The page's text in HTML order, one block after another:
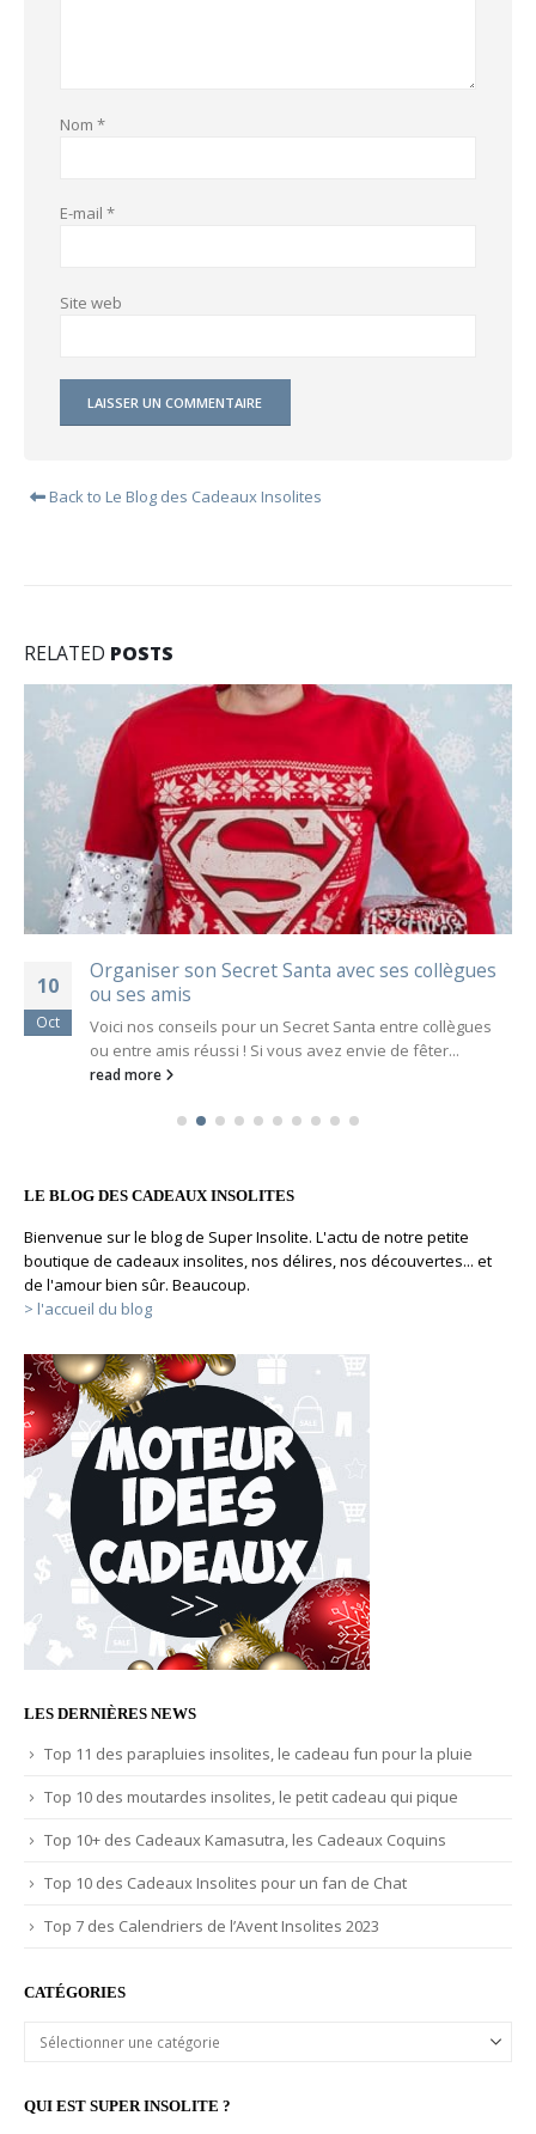
Nom *
E-mail *
Site web
Back to Le Blog des Cadeaux Insolites
RELATED POSTS
10
Oct
Organiser son Secret Santa avec ses collègues
ou ses amis
Voici nos conseils pour un Secret Santa entre collègues
ou entre amis réussi ! Si vous avez envie de fêter...
read more
LE BLOG DES CADEAUX INSOLITES
Bienvenue sur le blog de Super Insolite. L'actu de notre petite
boutique de cadeaux insolites, nos délires, nos découvertes... et
de l'amour bien sûr. Beaucoup.
> l'accueil du blog
LES DERNIÈRES NEWS
Top 11 des parapluies insolites, le cadeau fun pour la pluie
Top 10 des moutardes insolites, le petit cadeau qui pique
Top 10+ des Cadeaux Kamasutra, les Cadeaux Coquins
Top 10 des Cadeaux Insolites pour un fan de Chat
Top 7 des Calendriers de l’Avent Insolites 2023
CATÉGORIES
Catégories
QUI EST SUPER INSOLITE ?